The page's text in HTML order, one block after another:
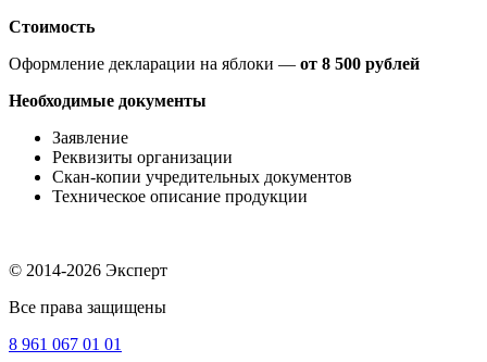
Стоимость
Оформление декларации на яблоки — от 8 500 рублей
Необходимые документы
Заявление
Реквизиты организации
Скан-копии учредительных документов
Техническое описание продукции
© 2014-2026 Эксперт
Все права защищены
8 961 067 01 01